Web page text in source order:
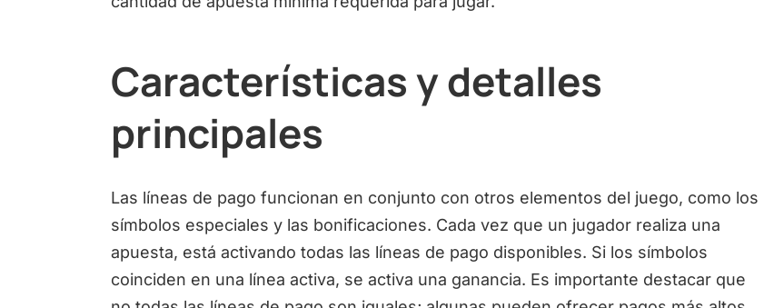
Características y detalles
principales
Las líneas de pago funcionan en conjunto con otros elementos del juego, como los
símbolos especiales y las bonificaciones. Cada vez que un jugador realiza una
apuesta, está activando todas las líneas de pago disponibles. Si los símbolos
coinciden en una línea activa, se activa una ganancia. Es importante destacar que